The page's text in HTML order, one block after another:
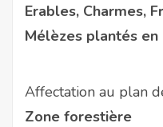
Erables, Charmes,
Mélèzes plantés en
Affectation au plan
Zone forestière